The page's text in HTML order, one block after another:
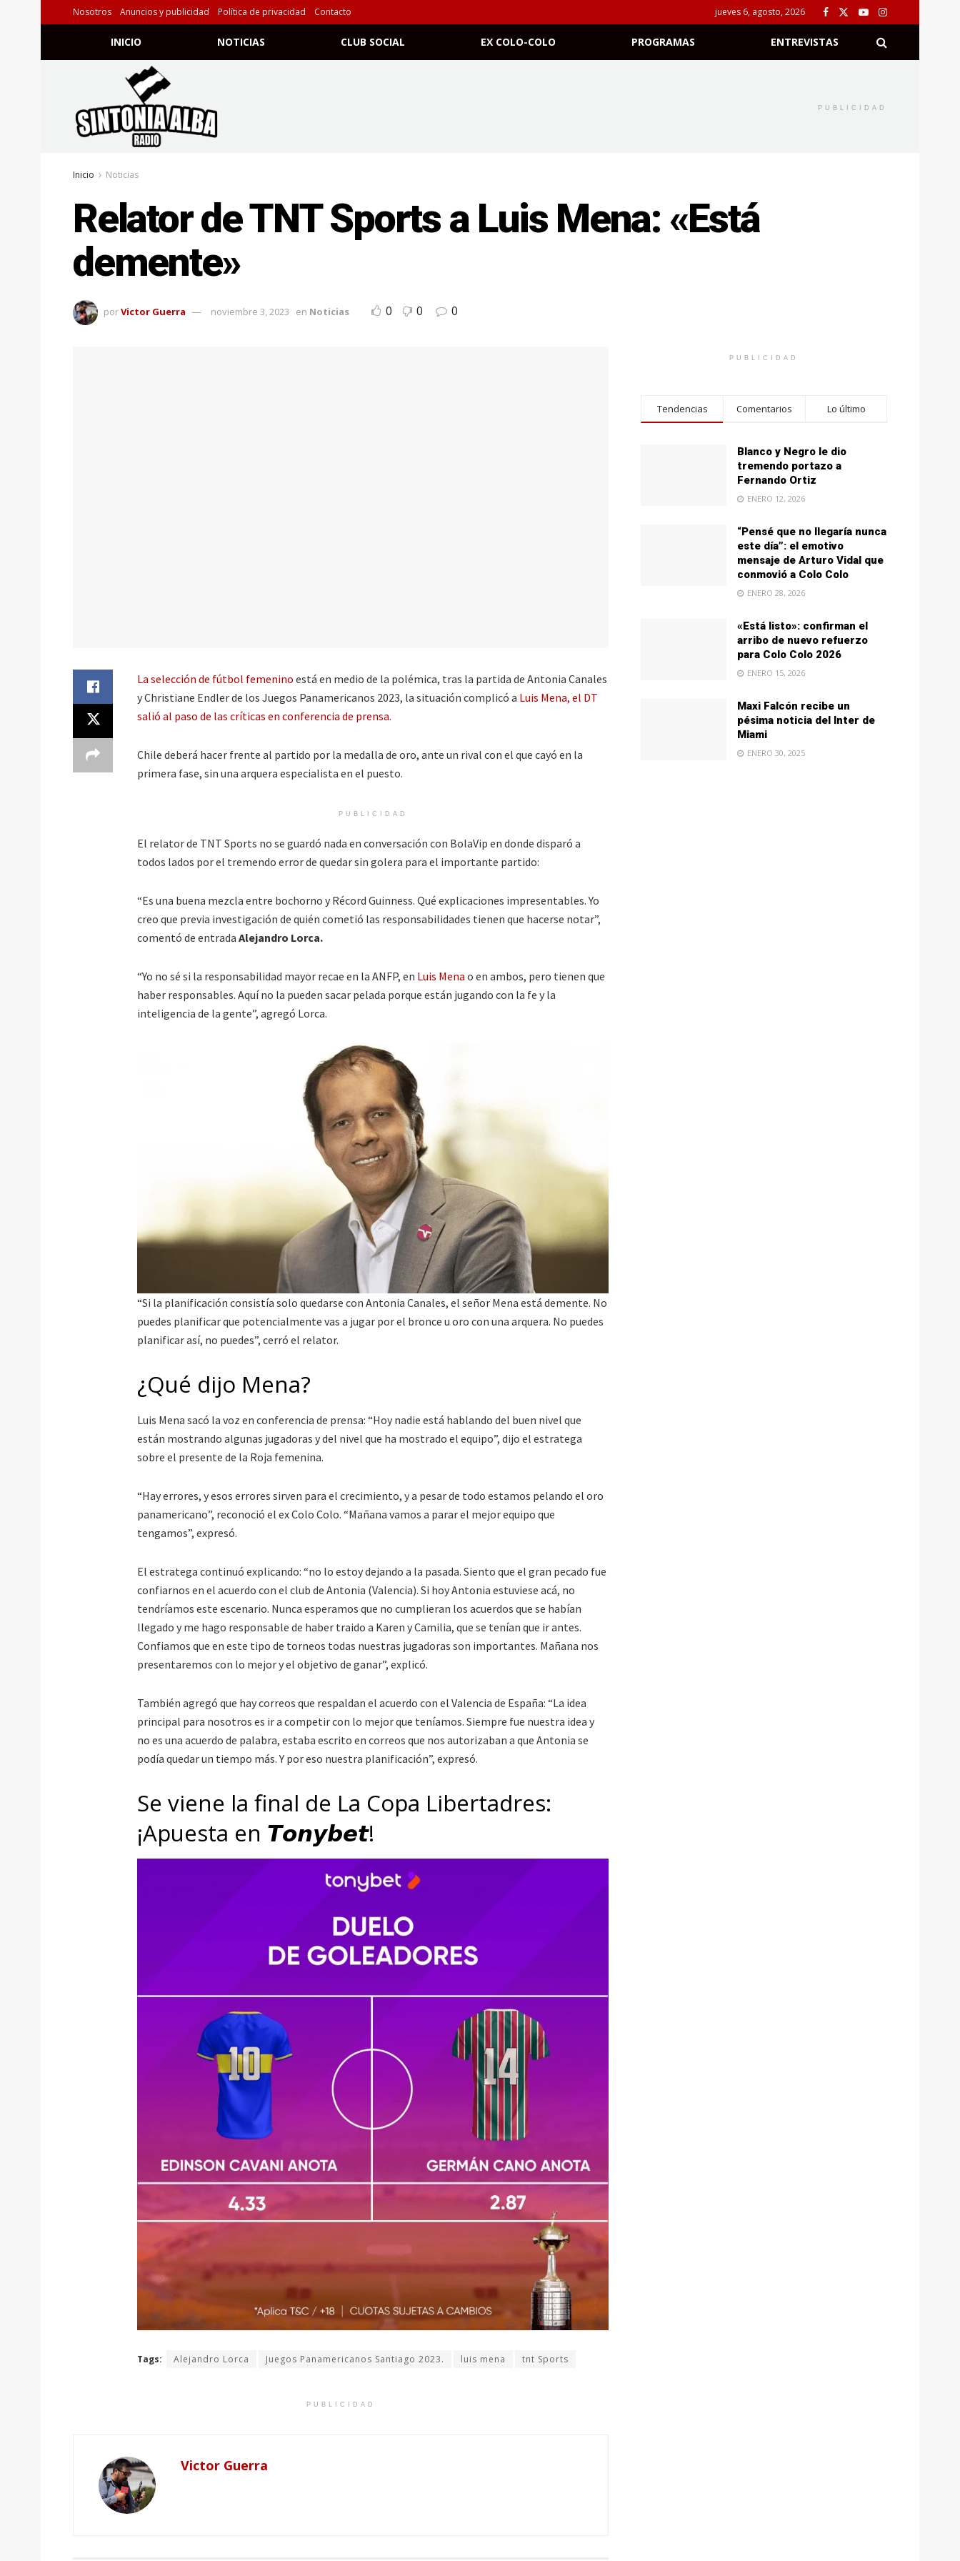
Nosotros Anuncios y publicidad Política de privacidad Contacto jueves 6, agosto, 2026
INICIO NOTICIAS CLUB SOCIAL EX COLO-COLO PROGRAMAS ENTREVISTAS
PUBLICIDAD
Inicio Noticias
Relator de TNT Sports a Luis Mena: «Está
demente»
porVictor Guerra noviembre 3, 2023 en Noticias 0 0 0
La selección de fútbol femenino está en medio de la polémica, tras la partida de Antonia Canales
y Christiane Endler de los Juegos Panamericanos 2023, la situación complicó a Luis Mena, el DT
salió al paso de las críticas en conferencia de prensa.
Chile deberá hacer frente al partido por la medalla de oro, ante un rival con el que cayó en la
primera fase, sin una arquera especialista en el puesto.
PUBLICIDAD
El relator de TNT Sports no se guardó nada en conversación con BolaVip en donde disparó a
todos lados por el tremendo error de quedar sin golera para el importante partido:
“Es una buena mezcla entre bochorno y Récord Guinness. Qué explicaciones impresentables. Yo
creo que previa investigación de quién cometió las responsabilidades tienen que hacerse notar”,
comentó de entrada Alejandro Lorca.
“Yo no sé si la responsabilidad mayor recae en la ANFP, en Luis Mena o en ambos, pero tienen que
haber responsables. Aquí no la pueden sacar pelada porque están jugando con la fe y la
inteligencia de la gente”, agregó Lorca.
“Si la planificación consistía solo quedarse con Antonia Canales, el señor Mena está demente. No
puedes planificar que potencialmente vas a jugar por el bronce u oro con una arquera. No puedes
planificar así, no puedes”, cerró el relator.
¿Qué dijo Mena?
Luis Mena sacó la voz en conferencia de prensa: “Hoy nadie está hablando del buen nivel que
están mostrando algunas jugadoras y del nivel que ha mostrado el equipo”, dijo el estratega
sobre el presente de la Roja femenina.
“Hay errores, y esos errores sirven para el crecimiento, y a pesar de todo estamos pelando el oro
panamericano”, reconoció el ex Colo Colo. “Mañana vamos a parar el mejor equipo que
tengamos”, expresó.
El estratega continuó explicando: “no lo estoy dejando a la pasada. Siento que el gran pecado fue
confiarnos en el acuerdo con el club de Antonia (Valencia). Si hoy Antonia estuviese acá, no
tendríamos este escenario. Nunca esperamos que no cumplieran los acuerdos que se habían
llegado y me hago responsable de haber traido a Karen y Camilia, que se tenían que ir antes.
Confiamos que en este tipo de torneos todas nuestras jugadoras son importantes. Mañana nos
presentaremos con lo mejor y el objetivo de ganar”, explicó.
También agregó que hay correos que respaldan el acuerdo con el Valencia de España: “La idea
principal para nosotros es ir a competir con lo mejor que teníamos. Siempre fue nuestra idea y
no es una acuerdo de palabra, estaba escrito en correos que nos autorizaban a que Antonia se
podía quedar un tiempo más. Y por eso nuestra planificación”, expresó.
Se viene la final de La Copa Libertadres:
¡Apuesta en 𝙏𝙤𝙣𝙮𝙗𝙚𝙩!
Tags: Alejandro Lorca Juegos Panamericanos Santiago 2023. luis mena tnt Sports
PUBLICIDAD
Victor Guerra
PUBLICIDAD
Tendencias Comentarios Lo último
Blanco y Negro le dio
tremendo portazo a
Fernando Ortiz
ENERO 12, 2026
“Pensé que no llegaría nunca
este día”: el emotivo
mensaje de Arturo Vidal que
conmovió a Colo Colo
ENERO 28, 2026
«Está listo»: confirman el
arribo de nuevo refuerzo
para Colo Colo 2026
ENERO 15, 2026
Maxi Falcón recibe un
pésima noticia del Inter de
Miami
ENERO 30, 2025